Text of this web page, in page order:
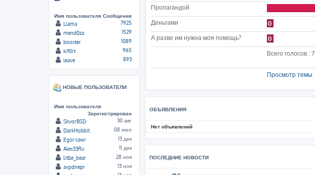
Пропагандой
Деньгами
0
А разве им нужна моя помощь?
0
Всего голосов : 7
Просмотр темы
ОБЪЯВЛЕНИЯ
Нет объявлений
ПОСЛЕДНИЕ НОВОСТИ
Имя пользователя Сообщения
Llama
7925
mend0za
1529
booxter
1089
kif0rt
965
leave
893
НОВЫЕ ПОЛЬЗОВАТЕЛИ
Имя пользователя
Зарегистрирован
SkvorBSD
30 авг
DarkHobbit
08 июл
Egor-lawr
13 дек
Alex33Ru
11 дек
little_bear
28 ноя
avpdnepr
13 ноя